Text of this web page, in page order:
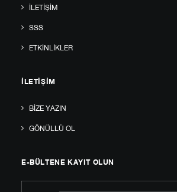
İLETIŞIM
SSS
ETKINLIKLER
İLETIŞIM
BIZE YAZIN
GÖNÜLLÜ OL
E-BÜLTENE KAYIT OLUN